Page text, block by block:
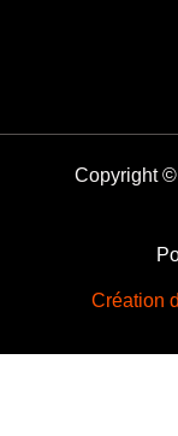
Copyright
Création